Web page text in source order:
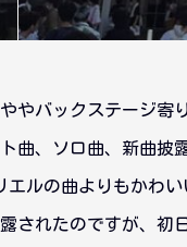
やバックステージ寄
曲、ソロ曲、新曲披
ルの曲よりもかわい
されたのですが、初